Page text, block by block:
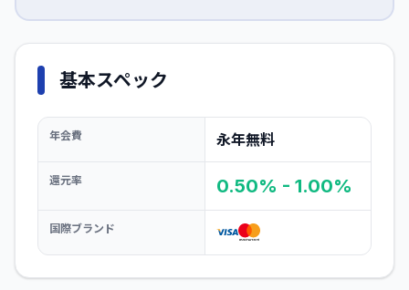
基本スペック
年会費 永年無料
還元率 0.50% - 1.00%
国際ブランド